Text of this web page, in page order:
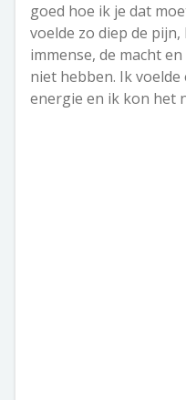
goed hoe ik je dat
voelde zo diep de
immense, de macht
niet hebben. Ik
energie en ik kon het